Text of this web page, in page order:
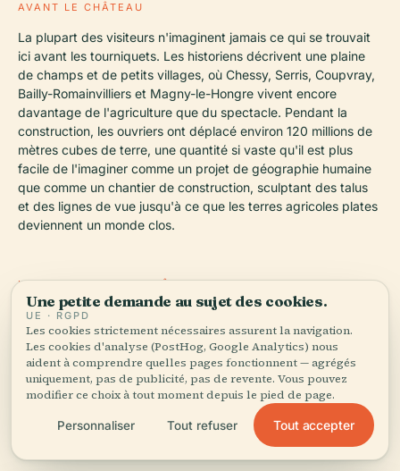
AVANT LE CHÂTEAU
La plupart des visiteurs n'imaginent jamais ce qui se trouvait
ici avant les tourniquets. Les historiens décrivent une plaine
de champs et de petits villages, où Chessy, Serris, Coupvray,
Bailly-Romainvilliers et Magny-le-Hongre vivent encore
davantage de l'agriculture que du spectacle. Pendant la
construction, les ouvriers ont déplacé environ 120 millions de
mètres cubes de terre, une quantité si vaste qu'il est plus
facile de l'imaginer comme un projet de géographie humaine
que comme un chantier de construction, sculptant des talus
et des lignes de vue jusqu'à ce que les terres agricoles plates
deviennent un monde clos.
UN COMPLEXE QUI A BÂTI UNE VILLE
Disneyland Paris a fait bien plus que remplir un champ
d'attractions. Les archives montrent qu'il a accéléré le pôle
ferroviaire de Marne-la-Vallée-Chessy, a aidé à ancrer Val
d'Europe et a transformé Chessy, d'une petite commune en
une partie de l'une des zones touristiques et d'emploi les plus
actives de France. Cette empreinte civique est facile à ignorer
lorsque l'on se précipite vers Space Mountain, mais elle
pourrait être l'acte d'imagination le plus durable du complexe.
Une petite demande au sujet des cookies.
UE · RGPD
Les cookies strictement nécessaires assurent la navigation.
Les cookies d'analyse (PostHog, Google Analytics) nous
aident à comprendre quelles pages fonctionnent — agrégés
uniquement, pas de publicité, pas de revente. Vous pouvez
modifier ce choix à tout moment depuis le pied de page.
Personnaliser Tout refuser Tout accepter